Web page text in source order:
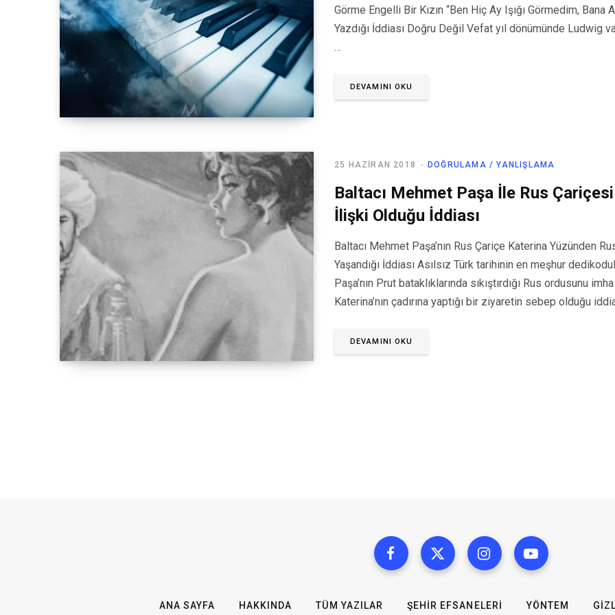
Görme Engelli Bir Kızın “Ben Hiç Ay Işığı Görmedim, Bana
Yazdığı İddiası Doğru Değil Vefat yıl dönümünde Ludwig
…
DEVAMINI OKU
DOĞRULAMA / YANLIŞLAMA
25 HAZIRAN 2018
Baltacı Mehmet Paşa İle Rus
İlişki Olduğu İddiası
Baltacı Mehmet Paşa’nın Rus Çariçe Katerina Yüzünden
Yaşandığı İddiası Asılsız Türk tarihinin en meşhur
Paşa’nın Prut bataklıklarında sıkıştırdığı Rus ordusunu
Katerina’nın çadırına yaptığı bir ziyaretin sebep olduğu
DEVAMINI OKU
ANA SAYFA HAKKINDA TÜM YAZILAR ŞEHIR EFSANELERI YÖNTEM